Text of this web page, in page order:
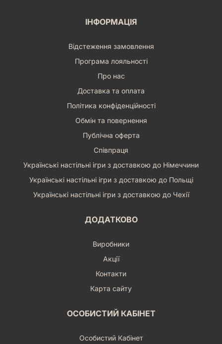
ІНФОРМАЦІЯ
Відстеження замовлення
Програма лояльності
Про нас
Доставка та оплата
Політика конфіденційності
Обмін та повернення
Публічна оферта
Співпраця
Українські настільні ігри з доставкою до Німеччини
Українські настільні ігри з доставкою до Польщі
Українські настільні ігри з доставкою до Чехії
ДОДАТКОВО
Виробники
Акції
Контакти
Карта сайту
ОСОБИСТИЙ КАБІНЕТ
Особистий Кабінет